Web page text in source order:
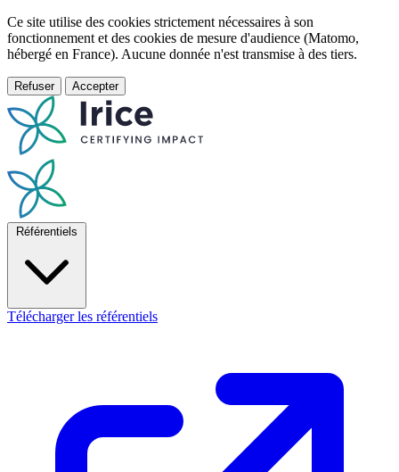
Ce site utilise des cookies strictement nécessaires à son
fonctionnement et des cookies de mesure d'audience (Matomo,
hébergé en France). Aucune donnée n'est transmise à des tiers.
Refuser Accepter
Référentiels
Télécharger les référentiels